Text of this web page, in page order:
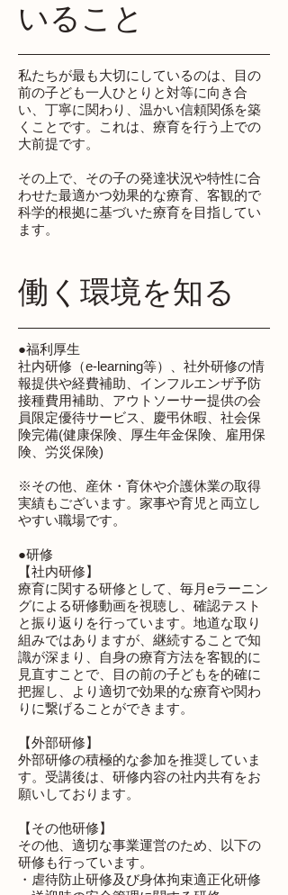
いること
私たちが最も大切にしているのは、目の
前の子ども一人ひとりと対等に向き合
い、丁寧に関わり、温かい信頼関係を築
くことです。これは、療育を行う上での
大前提です。
その上で、その子の発達状況や特性に合
わせた最適かつ効果的な療育、客観的で
科学的根拠に基づいた療育を目指してい
ます。
働く環境を知る
●福利厚生
社内研修（e-learning等）、社外研修の情
報提供や経費補助、インフルエンザ予防
接種費用補助、アウトソーサー提供の会
員限定優待サービス、慶弔休暇、社会保
険完備(健康保険、厚生年金保険、雇用保
険、労災保険)
※その他、産休・育休や介護休業の取得
実績もございます。家事や育児と両立し
やすい職場です。
●研修
【社内研修】
療育に関する研修として、毎月eラーニン
グによる研修動画を視聴し、確認テスト
と振り返りを行っています。地道な取り
組みではありますが、継続することで知
識が深まり、自身の療育方法を客観的に
見直すことで、目の前の子どもを的確に
把握し、より適切で効果的な療育や関わ
りに繋げることができます。
【外部研修】
外部研修の積極的な参加を推奨していま
す。受講後は、研修内容の社内共有をお
願いしております。
【その他研修】
その他、適切な事業運営のため、以下の
研修も行っています。
・虐待防止研修及び身体拘束適正化研修